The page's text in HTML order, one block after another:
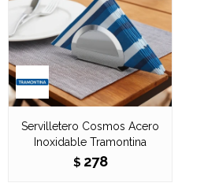
Servilletero Cosmos Acero
Inoxidable Tramontina
$ 278